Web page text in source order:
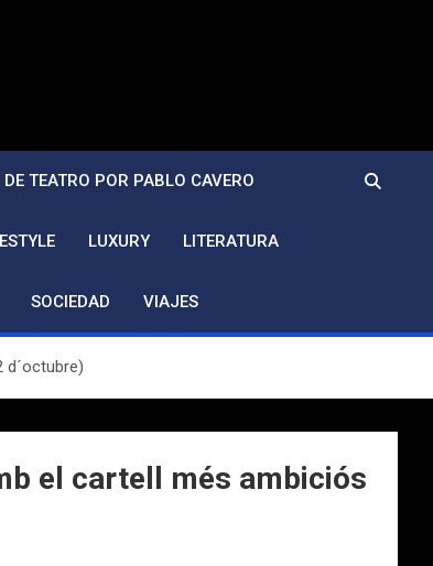
TEATRO POR PABLO CAVERO
LUXURY LITERATURA
SOCIEDAD VIAJES
d´octubre)
el cartell més ambiciós